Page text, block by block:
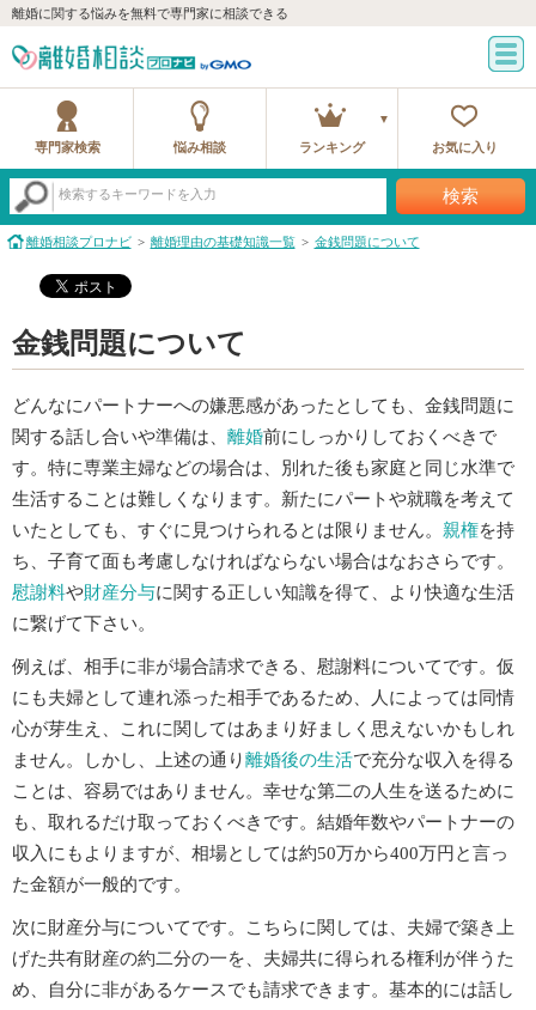
離婚に関する悩みを無料で専門家に相談できる
専門家検索 悩み相談 ランキング お気に入り
検索するキーワードを入力 検索
離婚相談プロナビ 離婚理由の基礎知識一覧 金銭問題について
金銭問題について
どんなにパートナーへの嫌悪感があったとしても、金銭問題に
関する話し合いや準備は、 離婚前にしっかりしておくべきで
す。特に専業主婦などの場合は、別れた後も家庭と同じ水準で
生活することは難しくなります。新たにパートや就職を考えて
いたとしても、すぐに見つけられるとは限りません。 親権を持
ち、子育て面も考慮しなければならない場合はなおさらです。
慰謝料や財産分与に関する正しい知識を得て、より快適な生活
に繋げて下さい。
例えば、相手に非が場合請求できる、慰謝料についてです。仮
にも夫婦として連れ添った相手であるため、人によっては同情
心が芽生え、これに関してはあまり好ましく思えないかもしれ
ません。しかし、上述の通り離婚後の生活で充分な収入を得る
ことは、容易ではありません。幸せな第二の人生を送るために
も、取れるだけ取っておくべきです。結婚年数やパートナーの
収入にもよりますが、相場としては約50万から400万円と言っ
た金額が一般的です。
次に財産分与についてです。こちらに関しては、夫婦で築き上
げた共有財産の約二分の一を、夫婦共に得られる権利が伴うた
め、自分に非があるケースでも請求できます。基本的には話し